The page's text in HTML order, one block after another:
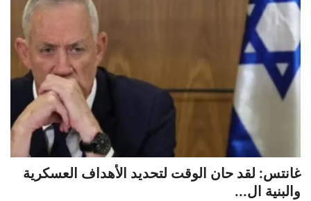
غانتس: لقد حان الوقت لتحديد الأهداف العسكرية
والبنية ال...